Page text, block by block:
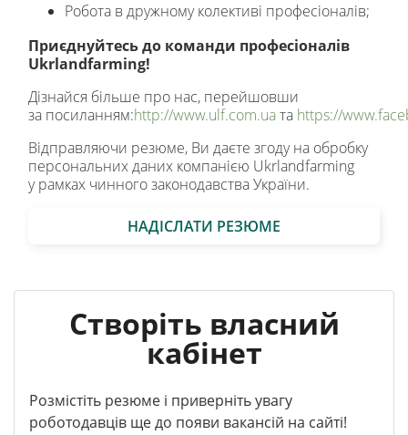
Робота в дружному колективі професіоналів;
Приєднуйтесь до команди професіоналів
Ukrlandfarming!
Дізнайся більше про нас, перейшовши
за посиланням:http://www.ulf.com.uaта https://
Відправляючи резюме, Ви даєте згоду на обробку
персональних даних компанією Ukrlandfarming
у рамках чинного законодавства України.
НАДІСЛАТИ РЕЗЮМЕ
Створіть власний
кабінет
Розмістіть резюме і приверніть увагу
роботодавців ще до появи вакансій на сайті!